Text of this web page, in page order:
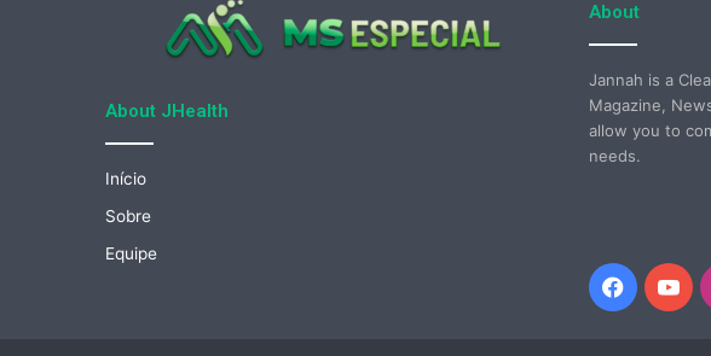
About JHealth
Início
Sobre
Equipe
About
Jannah is a
Magazine,
allow you to
needs.